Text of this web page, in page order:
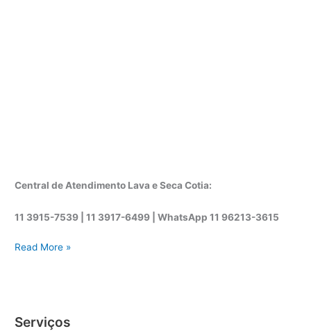
Central de Atendimento Lava e Seca Cotia:
11 3915-7539 | 11 3917-6499 |WhatsApp11 96213-3615
A
t
Read More »
Serviços